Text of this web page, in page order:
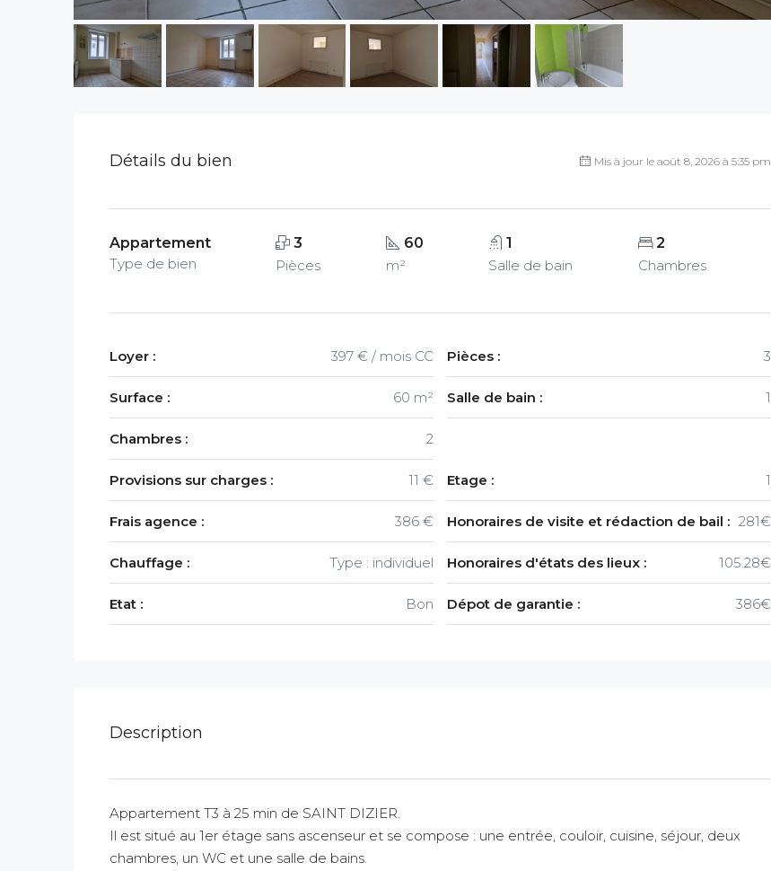
Détails du bien Mis à jour le août 8, 2026 à 5:35 pm
Appartement
Type de bien
3
Pièces
60
m²
1
Salle de bain
2
Chambres
Loyer : 397 € / mois CC
Surface : 60 m²
Chambres : 2
Pièces : 3
Salle de bain : 1
Provisions sur charges : 11 €
Frais agence : 386 €
Chauffage : Type : individuel
Etat : Bon
Etage : 1
Honoraires de visite et rédaction de bail : 281€
Honoraires d'états des lieux : 105.28€
Dépot de garantie : 386€
Description
Appartement T3 à 25 min de SAINT DIZIER.
Il est situé au 1er étage sans ascenseur et se compose : une entrée, couloir, cuisine, séjour, deux
chambres, un WC et une salle de bains.